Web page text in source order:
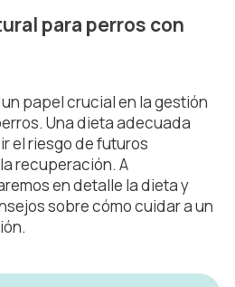
para perros con
papel crucial en la gestión
Una dieta adecuada
el riesgo de futuros
recuperación. A
en detalle la dieta y
sobre cómo cuidar a un